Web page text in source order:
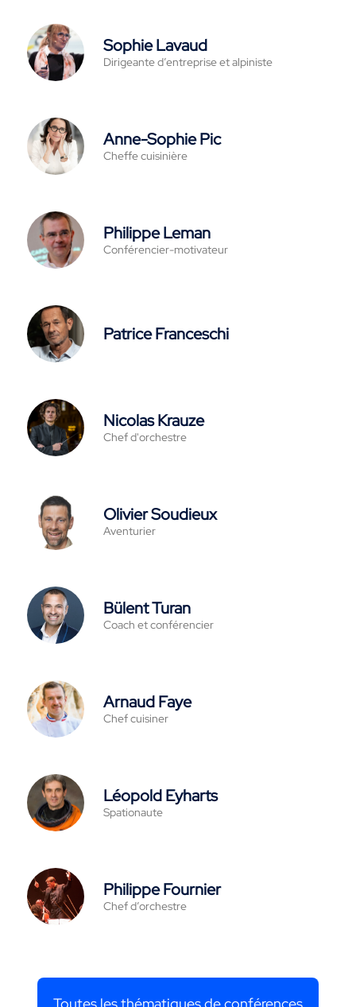
Sophie Lavaud
Dirigeante d’entreprise et alpiniste
Anne-Sophie Pic
Cheffe cuisinière
Philippe Leman
Conférencier-motivateur
Patrice Franceschi
Nicolas Krauze
Chef d'orchestre
Olivier Soudieux
Aventurier
Bülent Turan
Coach et conférencier
Arnaud Faye
Chef cuisiner
Léopold Eyharts
Spationaute
Philippe Fournier
Chef d’orchestre
Toutes les thématiques de conférences